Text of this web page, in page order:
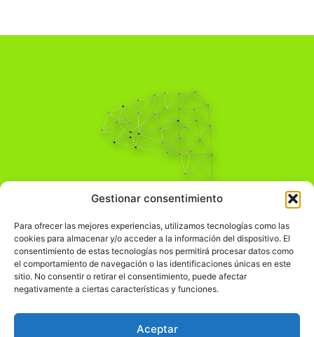
Gestionar consentimiento
Para ofrecer las mejores experiencias, utilizamos tecnologías como las
cookies para almacenar y/o acceder a la información del dispositivo. El
consentimiento de estas tecnologías nos permitirá procesar datos como
el comportamiento de navegación o las identificaciones únicas en este
sitio. No consentir o retirar el consentimiento, puede afectar
negativamente a ciertas características y funciones.
Aceptar
Pensamiento Crítico
Comprender el mundo para transformarlo.
Información Legal
჻Política de privacidad
Política de cookies